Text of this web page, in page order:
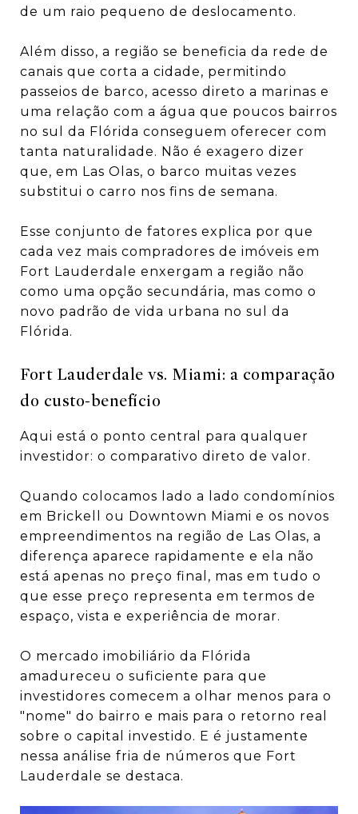
de um raio pequeno de deslocamento.
Além disso, a região se beneficia da rede de
canais que corta a cidade, permitindo
passeios de barco, acesso direto a marinas e
uma relação com a água que poucos bairros
no sul da Flórida conseguem oferecer com
tanta naturalidade. Não é exagero dizer
que, em Las Olas, o barco muitas vezes
substitui o carro nos fins de semana.
Esse conjunto de fatores explica por que
cada vez mais compradores de imóveis em
Fort Lauderdale enxergam a região não
como uma opção secundária, mas como o
novo padrão de vida urbana no sul da
Flórida.
Fort Lauderdale vs. Miami: a comparação
do custo-benefício
Aqui está o ponto central para qualquer
investidor: o comparativo direto de valor.
Quando colocamos lado a lado condomínios
em Brickell ou Downtown Miami e os novos
empreendimentos na região de Las Olas, a
diferença aparece rapidamente e ela não
está apenas no preço final, mas em tudo o
que esse preço representa em termos de
espaço, vista e experiência de morar.
O mercado imobiliário da Flórida
amadureceu o suficiente para que
investidores comecem a olhar menos para o
"nome" do bairro e mais para o retorno real
sobre o capital investido. E é justamente
nessa análise fria de números que Fort
Lauderdale se destaca.